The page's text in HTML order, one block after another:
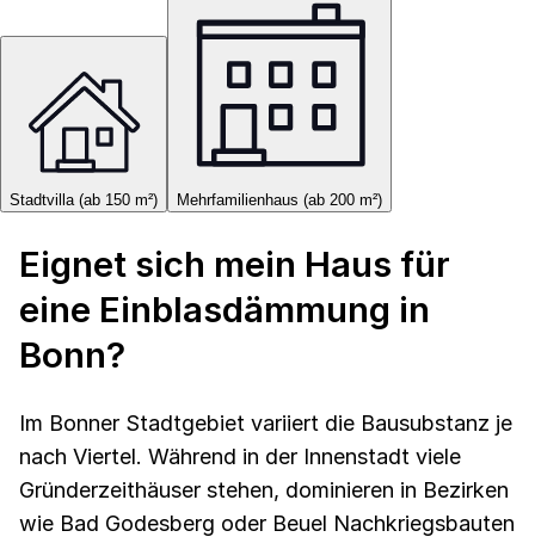
Stadtvilla (ab 150 m²) Mehrfamilienhaus (ab 200 m²)
Eignet sich mein Haus für
eine Einblasdämmung in
Bonn?
Im Bonner Stadtgebiet variiert die Bausubstanz je
nach Viertel. Während in der Innenstadt viele
Gründerzeithäuser stehen, dominieren in Bezirken
wie Bad Godesberg oder Beuel Nachkriegsbauten